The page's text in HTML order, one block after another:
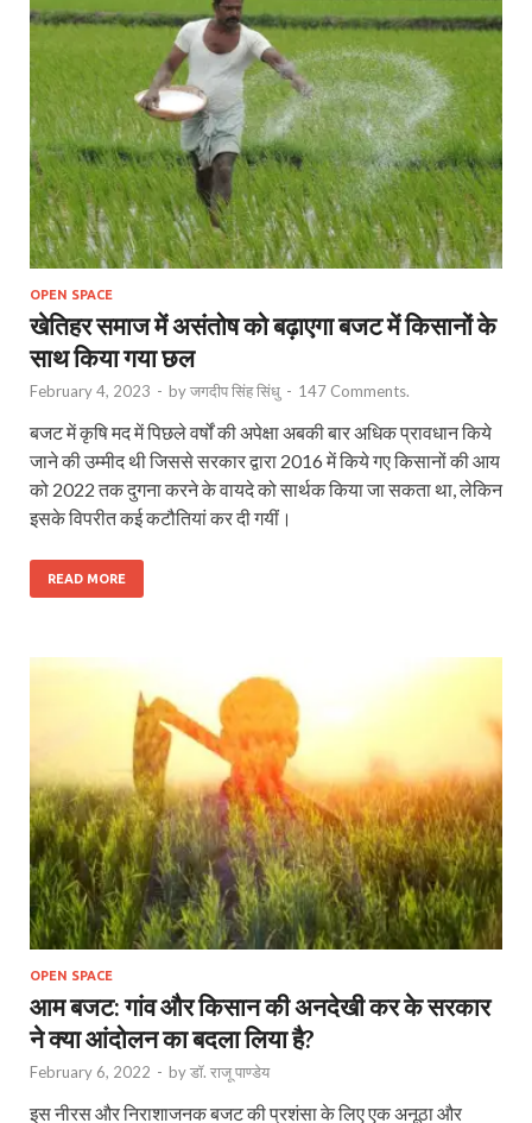
OPEN SPACE
खेतिहर समाज में असंतोष को बढ़ाएगा बजट में किसानों के
साथ किया गया छल
February 4, 2023 - byजगदीप सिंह सिंधु - 147 Comments.
बजट में कृषि मद में पिछले वर्षों की अपेक्षा अबकी बार अधिक प्रावधान किये
जाने की उम्मीद थी जिससे सरकार द्वारा 2016 में किये गए किसानों की आय
को 2022 तक दुगना करने के वायदे को सार्थक किया जा सकता था, लेकिन
इसके विपरीत कई कटौतियां कर दी गयीं।
READ MORE
OPEN SPACE
आम बजट: गांव और किसान की अनदेखी कर के सरकार
ने क्या आंदोलन का बदला लिया है?
February 6, 2022 - byडॉ. राजू पाण्डेय
इस नीरस और निराशाजनक बजट की प्रशंसा के लिए एक अनूठा और